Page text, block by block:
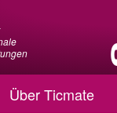
Über Ticmate